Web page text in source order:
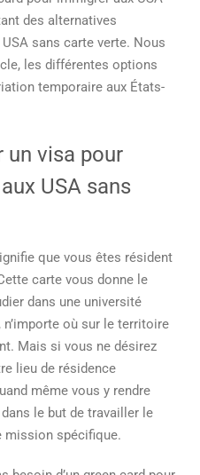
verte
des alternatives
sans carte verte. Nous
les différentes options
temporaire aux États-
un visa pour
USA sans
que vous êtes résident
carte vous donne le
dans une université
n’importe où sur le territoire
Mais si vous ne désirez
lieu de résidence
même vous y rendre
le but de travailler le
mission spécifique.